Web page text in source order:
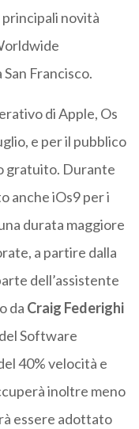
principali novità
Francisco.
di Apple, Os
e per il pubblico
gratuito. Durante
anche iOs9 per i
durata maggiore
a partire dalla
dell’assistente
da Craig Federighi
Software
40% velocità e
inoltre meno
essere adottato